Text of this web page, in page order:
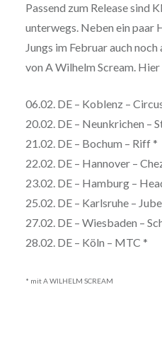
Passend zum Release sind
unterwegs. Neben ein paar
Jungs im Februar auch
von A Wilhelm Scream.
06.02. DE – Koblenz –
20.02. DE – Neunkrichen –
21.02. DE – Bochum – Riff *
22.02. DE – Hannover –
23.02. DE – Hamburg –
25.02. DE – Karlsruhe –
27.02. DE – Wiesbaden –
28.02. DE – Köln – MTC *
* mit A WILHELM SCREAM